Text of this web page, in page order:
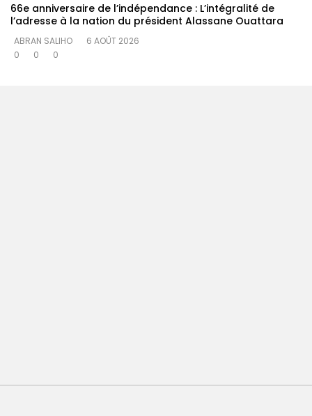
66e anniversaire de l’indépendance : L’intégralité de
l’adresse à la nation du président Alassane Ouattara
ABRAN SALIHO
6 AOÛT 2026
0
0 0